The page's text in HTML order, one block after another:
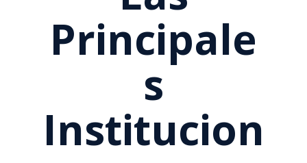
Principale
S
Institucion